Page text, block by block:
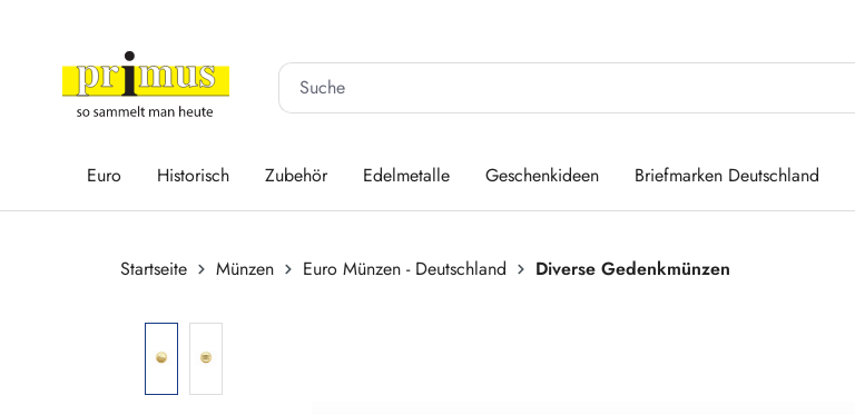
Euro Historisch Zubehör Edelmetalle Geschenkideen Briefmarken Deutschland
Startseite Münzen Euro Münzen - Deutschland
Diverse Gedenkmünzen